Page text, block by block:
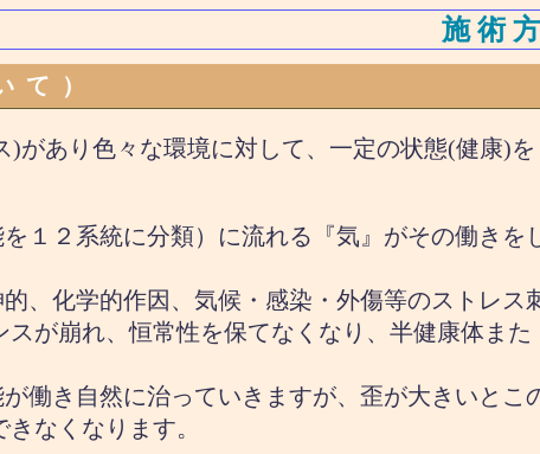
施術
て）
あり色々な環境に対して、一定の状態(健康)を
１２系統に分類）に流れる『気』がその働きを
、化学的作因、気候・感染・外傷等のストレス
が崩れ、恒常性を保てなくなり、半健康体また
働き自然に治っていきますが、歪が大きいとこ
なくなります。